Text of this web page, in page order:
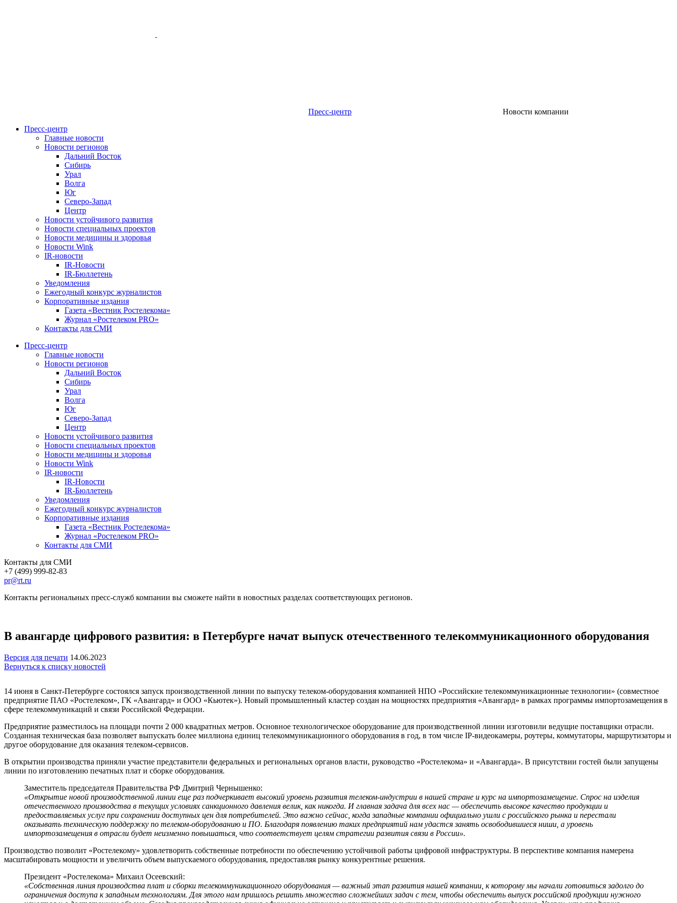
Пресс-центр
Новости компании
Пресс-центр
Главные новости
Новости регионов
Дальний Восток
Сибирь
Урал
Волга
Юг
Северо-Запад
Центр
Новости устойчивого развития
Новости специальных проектов
Новости медицины и здоровья
Новости Wink
IR-новости
IR-Новости
IR-Бюллетень
Уведомления
Ежегодный конкурс журналистов
Корпоративные издания
Газета «Вестник Ростелекома»
Журнал «Ростелеком PRO»
Контакты для СМИ
Пресс-центр
Главные новости
Новости регионов
Дальний Восток
Сибирь
Урал
Волга
Юг
Северо-Запад
Центр
Новости устойчивого развития
Новости специальных проектов
Новости медицины и здоровья
Новости Wink
IR-новости
IR-Новости
IR-Бюллетень
Уведомления
Ежегодный конкурс журналистов
Корпоративные издания
Газета «Вестник Ростелекома»
Журнал «Ростелеком PRO»
Контакты для СМИ
Контакты для СМИ
+7 (499) 999-82-83
pr@rt.ru
Контакты региональных пресс-служб компании вы сможете найти в новостных разделах соответствующих регионов.
В авангарде цифрового развития: в Петербурге начат выпуск отечественного телекоммуникационного оборудования
Версия для печати 14.06.2023
Вернуться к списку новостей
14 июня в Санкт-Петербурге состоялся запуск производственной линии по выпуску телеком-оборудования компанией НПО «Российские телекоммуникационные технологии» (совместное
предприятие ПАО «Ростелеком», ГК «Авангард» и ООО «Кьютек»). Новый промышленный кластер создан на мощностях предприятия «Авангард» в рамках программы импортозамещения в
сфере телекоммуникаций и связи Российской Федерации.
Предприятие разместилось на площади почти 2 000 квадратных метров. Основное технологическое оборудование для производственной линии изготовили ведущие поставщики отрасли.
Созданная техническая база позволяет выпускать более миллиона единиц телекоммуникационного оборудования в год, в том числе IP-видеокамеры, роутеры, коммутаторы, маршрутизаторы и
другое оборудование для оказания телеком-сервисов.
В открытии производства приняли участие представители федеральных и региональных органов власти, руководство «Ростелекома» и «Авангарда». В присутствии гостей были запущены
линии по изготовлению печатных плат и сборке оборудования.
Заместитель председателя Правительства РФ Дмитрий Чернышенко:
«Открытие новой производственной линии еще раз подчеркивает высокий уровень развития телеком-индустрии в нашей стране и курс на импортозамещение. Спрос на изделия
отечественного производства в текущих условиях санкционного давления велик, как никогда. И главная задача для всех нас — обеспечить высокое качество продукции и
предоставляемых услуг при сохранении доступных цен для потребителей. Это важно сейчас, когда западные компании официально ушли с российского рынка и перестали
оказывать техническую поддержку по телеком-оборудованию и ПО. Благодаря появлению таких предприятий нам удастся занять освободившиеся ниши, а уровень
импортозамещения в отрасли будет неизменно повышаться, что соответствует целям стратегии развития связи в России».
Производство позволит «Ростелекому» удовлетворить собственные потребности по обеспечению устойчивой работы цифровой инфраструктуры. В перспективе компания намерена
масштабировать мощности и увеличить объем выпускаемого оборудования, предоставляя рынку конкурентные решения.
Президент «Ростелекома» Михаил Осеевский:
«Собственная линия производства плат и сборки телекоммуникационного оборудования — важный этап развития нашей компании, к которому мы начали готовиться задолго до
ограничения доступа к западным технологиям. Для этого нам пришлось решить множество сложнейших задач с тем, чтобы обеспечить выпуск российской продукции нужного